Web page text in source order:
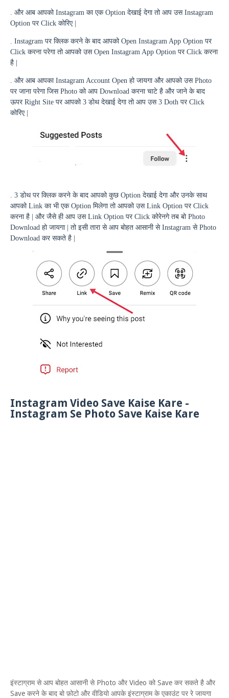
. और आब आपको Instagram का एक Option देखाई देगा तो आप उस Instagram
Option पर Click कोरिए |
. Instagram पर क्लिक करने के बाद आपको Open Instagram App Option पर
Click करना परेगा तो आपको उस Open Instagram App Option पर Click करना
है |
. और आब आपका Instagram Account Open हो जायगा और आपको उस Photo
पर जाना परेगा जिस Photo को आप Download करना चाटे है और जाने के बाद
ऊपर Right Site पर आपको 3 डोथ देखाई देगा तो आप उस 3 Doth पर Click
कोरिए |
. 3 डोथ पर क्लिक करने के बाद आपको कुछ Option देखाई देगा और उनके साथ
आपको Link का भी एक Option मिलेगा तो आपको उस Link Option पर Click
करना है | और जैसे ही आप उस Link Option पर Click कोरेनगे तब बो Photo
Download हो जायगा | तो इसी तारा से आप बोहत आसानी से Instagram से Photo
Download कर सकते है |
Instagram Video Save Kaise Kare -
Instagram Se Photo Save Kaise Kare
इंस्टाग्राम से आप बोहत आसानी से Photo और Video को Save कर सकते है और
Save करने के बाद बो फ़ोटो और वीडियो आपके इंस्टाग्राम के एकाउंट पर रे जायगा